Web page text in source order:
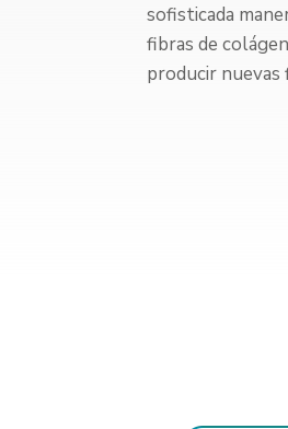
sofisticada
fibras de
producir nuevas